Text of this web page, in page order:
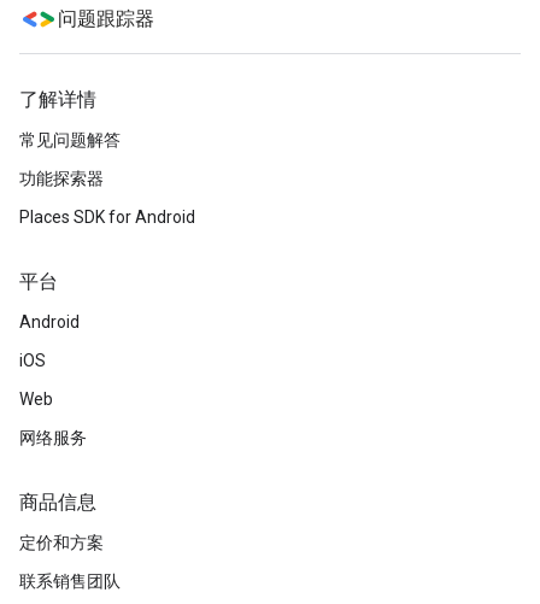
问题跟踪器
了解详情
常见问题解答
功能探索器
Places SDK for Android
平台
Android
iOS
Web
网络服务
商品信息
定价和方案
联系销售团队